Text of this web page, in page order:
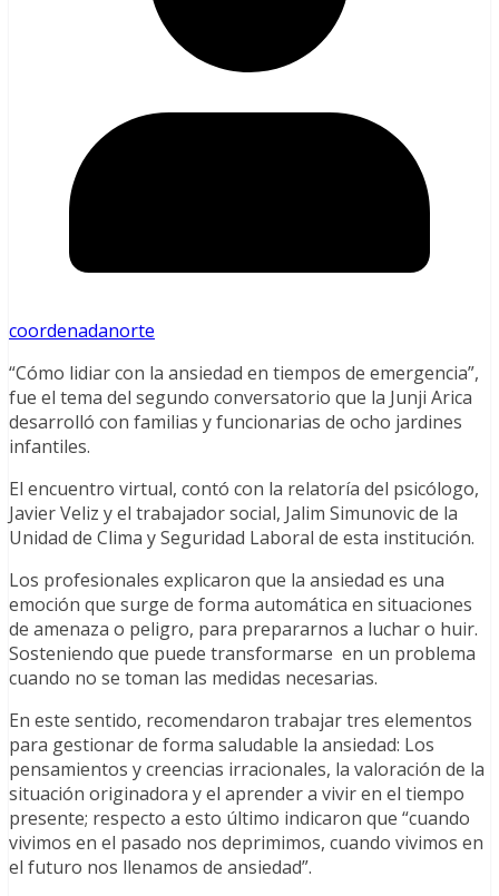
coordenadanorte
“Cómo lidiar con la ansiedad en tiempos de emergencia”,
fue el tema del segundo conversatorio que la Junji Arica
desarrolló con familias y funcionarias de ocho jardines
infantiles.
El encuentro virtual, contó con la relatoría del psicólogo,
Javier Veliz y el trabajador social, Jalim Simunovic de la
Unidad de Clima y Seguridad Laboral de esta institución.
Los profesionales explicaron que la ansiedad es una
emoción que surge de forma automática en situaciones
de amenaza o peligro, para prepararnos a luchar o huir.
Sosteniendo que puede transformarse en un problema
cuando no se toman las medidas necesarias.
En este sentido, recomendaron trabajar tres elementos
para gestionar de forma saludable la ansiedad: Los
pensamientos y creencias irracionales, la valoración de la
situación originadora y el aprender a vivir en el tiempo
presente; respecto a esto último indicaron que “cuando
vivimos en el pasado nos deprimimos, cuando vivimos en
el futuro nos llenamos de ansiedad”.